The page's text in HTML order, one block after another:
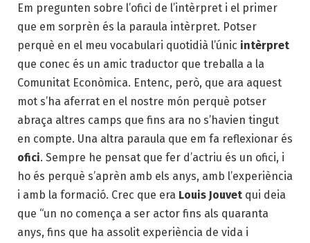
Em pregunten sobre l’ofici de l’intèrpret i el primer
que em sorprèn és la paraula intèrpret. Potser
perquè en el meu vocabulari quotidià l’únic intèrpret
que conec és un amic traductor que treballa a la
Comunitat Econòmica. Entenc, però, que ara aquest
mot s’ha aferrat en el nostre món perquè potser
abraça altres camps que fins ara no s’havien tingut
en compte. Una altra paraula que em fa reflexionar és
ofici. Sempre he pensat que fer d’actriu és un ofici, i
ho és perquè s’aprèn amb els anys, amb l’experiència
i amb la formació. Crec que era Louis Jouvet qui deia
que “un no comença a ser actor fins als quaranta
anys, fins que ha assolit experiència de vida i